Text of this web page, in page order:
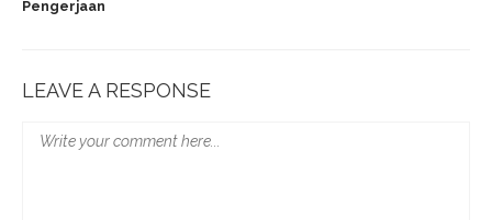
Pengerjaan
LEAVE A RESPONSE